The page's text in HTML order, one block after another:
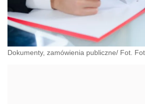
Dokumenty, zamówienia publiczne/ Fot.